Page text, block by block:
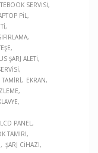
SERVISI
PIL
ŞARJ ALETI
TAMIRI
EKRAN
LCD PANEL
TAMIRI
ŞARJ CIHAZI